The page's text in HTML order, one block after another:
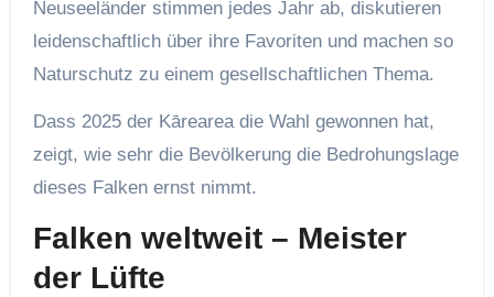
Neuseeländer stimmen jedes Jahr ab, diskutieren
leidenschaftlich über ihre Favoriten und machen so
Naturschutz zu einem gesellschaftlichen Thema.
Dass 2025 der Kārearea die Wahl gewonnen hat,
zeigt, wie sehr die Bevölkerung die Bedrohungslage
dieses Falken ernst nimmt.
Falken weltweit – Meister
der Lüfte